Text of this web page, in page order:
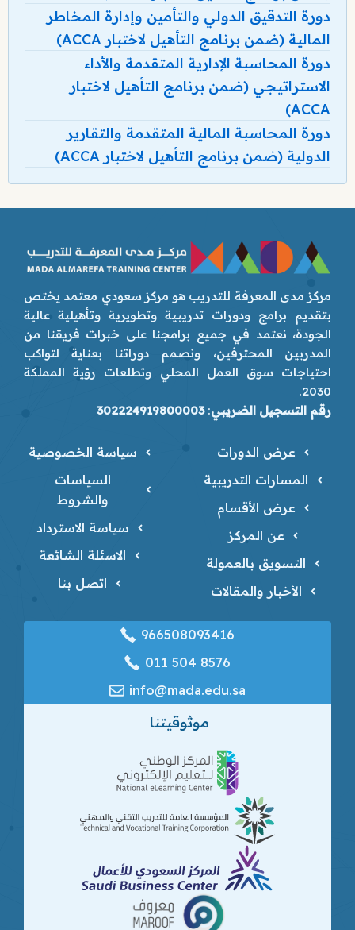
دورة التدقيق الدولي والتأمين وإدارة المخاطر
المالية (ضمن برنامج التأهيل لاختبار ACCA)
دورة المحاسبة الإدارية المتقدمة والأداء
الاستراتيجي (ضمن برنامج التأهيل لاختبار
ACCA)
دورة المحاسبة المالية المتقدمة والتقارير
الدولية (ضمن برنامج التأهيل لاختبار ACCA)
مركز مدى المعرفة للتدريب هو مركز سعودي معتمد يختص
بتقديم برامج ودورات تدريبية وتطويرية وتأهيلية عالية
الجودة، نعتمد في جميع برامجنا على خبرات فريقنا من
المدربين المحترفين، ونصمم دوراتنا بعناية لتواكب
احتياجات سوق العمل المحلي وتطلعات رؤية المملكة
2030.
رقم التسجيل الضريبي:
302224919800003
عرض الدورات
المسارات التدريبية
عرض الأقسام
عن المركز
التسويق بالعمولة
الأخبار والمقالات
سياسة الخصوصية
السياسات
والشروط
سياسة الاسترداد
الاسئلة الشائعة
اتصل بنا
966508093416
‎011 504 8576
info@mada.edu.sa
موثوقيتنا